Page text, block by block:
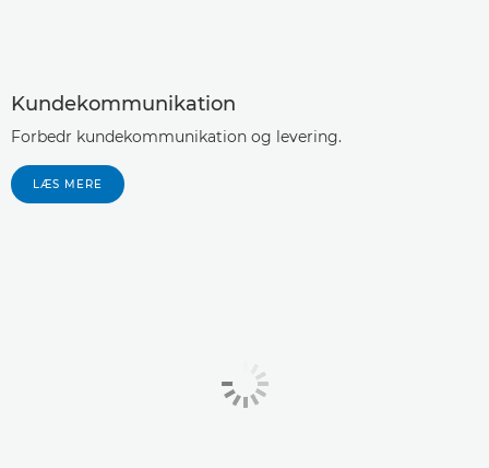
Kundekommunikation
Forbedr kundekommunikation og levering.
LÆS MERE